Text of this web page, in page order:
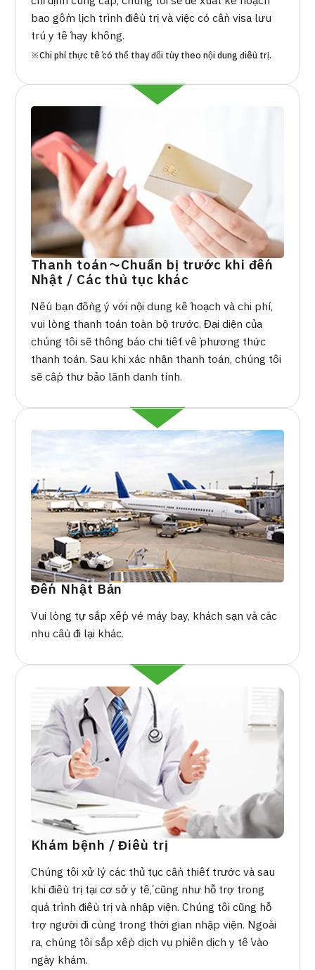
bao gồm lịch trình điều trị và việc có cần visa lưu
trú y tế hay không.
※Chi phí thực tế có thể thay đổi tùy theo nội dung điều trị.
Thanh toán～Chuẩn bị trước khi đến
Nhật / Các thủ tục khác
Nếu bạn đồng ý với nội dung kế hoạch và chi phí,
vui lòng thanh toán toàn bộ trước. Đại diện của
chúng tôi sẽ thông báo chi tiết về phương thức
thanh toán. Sau khi xác nhận thanh toán, chúng tôi
sẽ cấp thư bảo lãnh danh tính.
Đến Nhật Bản
Vui lòng tự sắp xếp vé máy bay, khách sạn và các
nhu cầu đi lại khác.
Khám bệnh / Điều trị
Chúng tôi xử lý các thủ tục cần thiết trước và sau
khi điều trị tại cơ sở y tế, cũng như hỗ trợ trong
quá trình điều trị và nhập viện. Chúng tôi cũng hỗ
trợ người đi cùng trong thời gian nhập viện. Ngoài
ra, chúng tôi sắp xếp dịch vụ phiên dịch y tế vào
ngày khám.